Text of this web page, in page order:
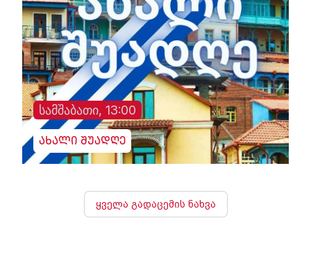
სამშაბათი, 13:00
ახალი შუადღე
ყველა გადაცემის ნახვა